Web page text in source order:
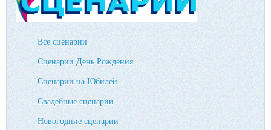
Все сценарии
Сценарии День Рождения
Сценарии на Юбилей
Свадебные сценарии
Новогодние сценарии